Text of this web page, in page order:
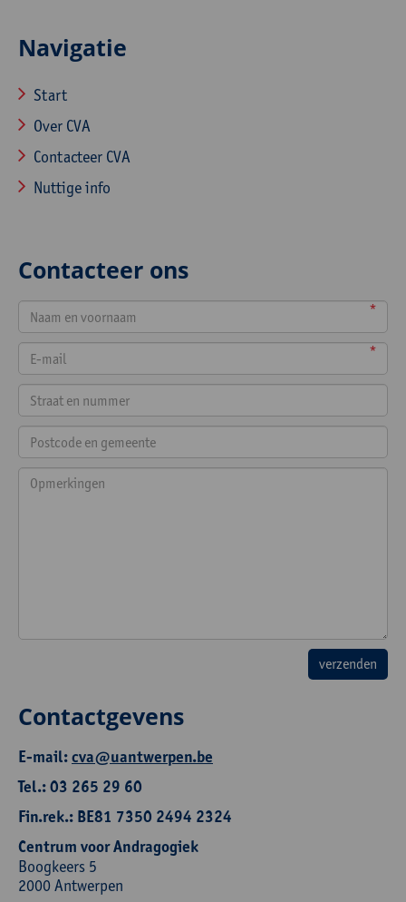
Navigatie
Start
Over CVA
Contacteer CVA
Nuttige info
Contacteer ons
*
*
Contactgevens
E-mail:cva@uantwerpen.be
Tel.: 03 265 29 60
Fin.rek.: BE81 7350 2494 2324
Centrum voor Andragogiek
Boogkeers 5
2000 Antwerpen